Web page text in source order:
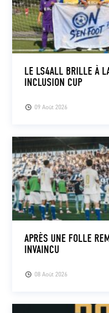
09 Août 2026
LE LS4ALL BRILLE À
INCLUSION CUP
08 Août 2026
APRÈS UNE FOLLE
INVAINCU